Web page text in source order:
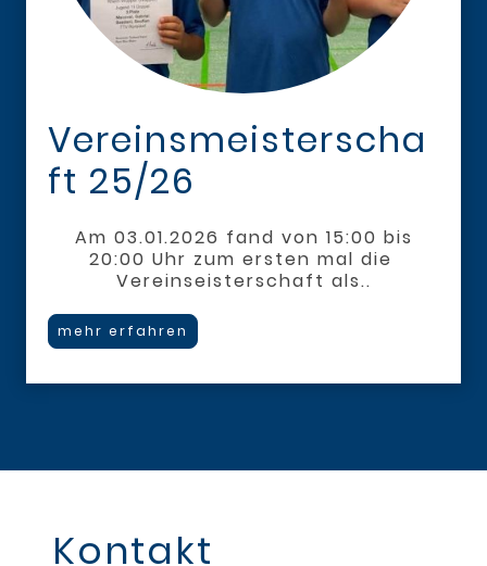
Vereinsmeisterscha
ft 25/26
Am 03.01.2026 fand von 15:00 bis
20:00 Uhr zum ersten mal die
Vereinseisterschaft als..
mehr erfahren
Kontakt